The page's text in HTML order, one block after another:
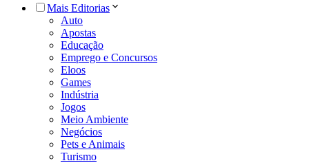
Mais Editorias
Auto
Apostas
Educação
Emprego e Concursos
Eloos
Games
Indústria
Jogos
Meio Ambiente
Negócios
Pets e Animais
Turismo